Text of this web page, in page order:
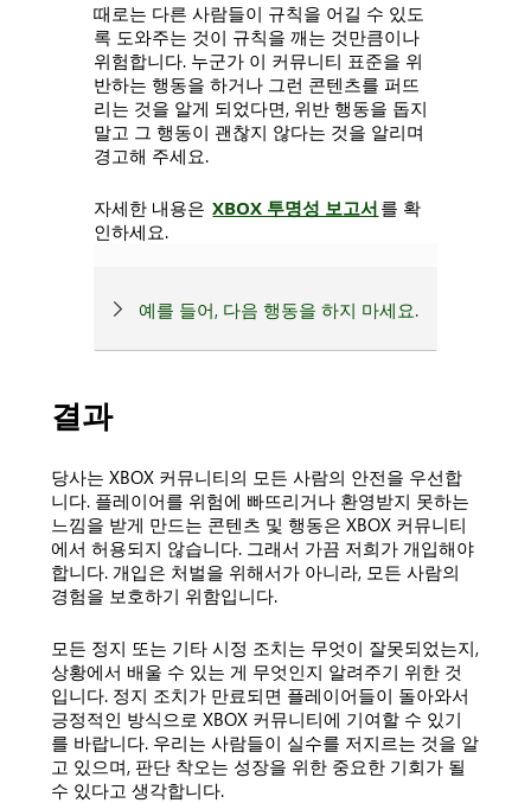
때로는 다른 사람들이 규칙을 어길 수 있도
록 도와주는 것이 규칙을 깨는 것만큼이나
위험합니다. 누군가 이 커뮤니티 표준을 위
반하는 행동을 하거나 그런 콘텐츠를 퍼뜨
리는 것을 알게 되었다면, 위반 행동을 돕지
말고 그 행동이 괜찮지 않다는 것을 알리며
경고해 주세요.
자세한 내용은 XBOX 투명성 보고서 를 확
인하세요.
예를 들어, 다음 행동을 하지 마세요.
결과
당사는 XBOX 커뮤니티의 모든 사람의 안전을 우선합
니다. 플레이어를 위험에 빠뜨리거나 환영받지 못하는
느낌을 받게 만드는 콘텐츠 및 행동은 XBOX 커뮤니티
에서 허용되지 않습니다. 그래서 가끔 저희가 개입해야
합니다. 개입은 처벌을 위해서가 아니라, 모든 사람의
경험을 보호하기 위함입니다.
모든 정지 또는 기타 시정 조치는 무엇이 잘못되었는지,
상황에서 배울 수 있는 게 무엇인지 알려주기 위한 것
입니다. 정지 조치가 만료되면 플레이어들이 돌아와서
긍정적인 방식으로 XBOX 커뮤니티에 기여할 수 있기
를 바랍니다. 우리는 사람들이 실수를 저지르는 것을 알
고 있으며, 판단 착오는 성장을 위한 중요한 기회가 될
수 있다고 생각합니다.